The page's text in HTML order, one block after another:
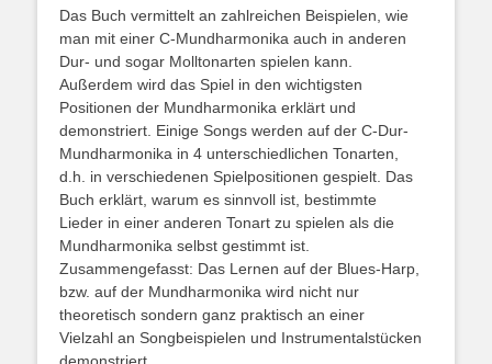
Das Buch vermittelt an zahlreichen Beispielen, wie
man mit einer C-Mundharmonika auch in anderen
Dur- und sogar Molltonarten spielen kann.
Außerdem wird das Spiel in den wichtigsten
Positionen der Mundharmonika erklärt und
demonstriert. Einige Songs werden auf der C-Dur-
Mundharmonika in 4 unterschiedlichen Tonarten,
d.h. in verschiedenen Spielpositionen gespielt. Das
Buch erklärt, warum es sinnvoll ist, bestimmte
Lieder in einer anderen Tonart zu spielen als die
Mundharmonika selbst gestimmt ist.
Zusammengefasst: Das Lernen auf der Blues-Harp,
bzw. auf der Mundharmonika wird nicht nur
theoretisch sondern ganz praktisch an einer
Vielzahl an Songbeispielen und Instrumentalstücken